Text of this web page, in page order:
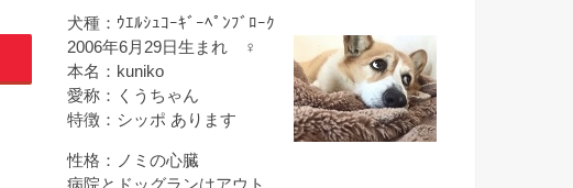
犬種：ｳｴﾙｼｭｺｰｷﾞｰﾍﾟﾝﾌﾞﾛｰｸ
2006年6月29日生まれ ♀
本名：kuniko
愛称：くうちゃん
特徴：シッポ あります
性格：ノミの心臓
病院とドッグランはアウト